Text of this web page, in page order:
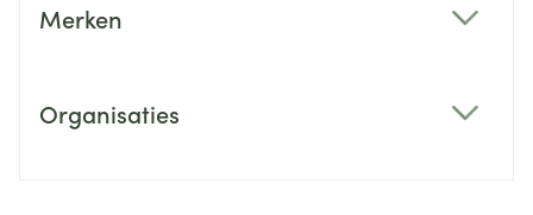
Merken
Organisaties